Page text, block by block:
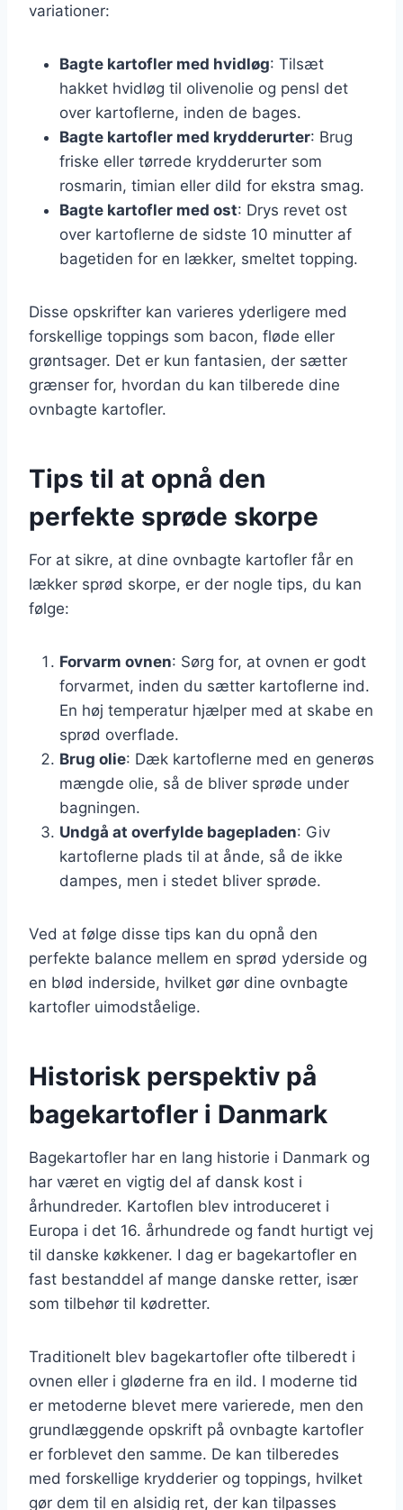
variationer:
Bagte kartofler med hvidløg: Tilsæt
hakket hvidløg til olivenolie og pensl det
over kartoflerne, inden de bages.
Bagte kartofler med krydderurter: Brug
friske eller tørrede krydderurter som
rosmarin, timian eller dild for ekstra smag.
Bagte kartofler med ost: Drys revet ost
over kartoflerne de sidste 10 minutter af
bagetiden for en lækker, smeltet topping.
Disse opskrifter kan varieres yderligere med
forskellige toppings som bacon, fløde eller
grøntsager. Det er kun fantasien, der sætter
grænser for, hvordan du kan tilberede dine
ovnbagte kartofler.
Tips til at opnå den
perfekte sprøde skorpe
For at sikre, at dine ovnbagte kartofler får en
lækker sprød skorpe, er der nogle tips, du kan
følge:
Forvarm ovnen: Sørg for, at ovnen er godt
forvarmet, inden du sætter kartoflerne ind.
En høj temperatur hjælper med at skabe en
sprød overflade.
Brug olie: Dæk kartoflerne med en generøs
mængde olie, så de bliver sprøde under
bagningen.
Undgå at overfylde bagepladen: Giv
kartoflerne plads til at ånde, så de ikke
dampes, men i stedet bliver sprøde.
Ved at følge disse tips kan du opnå den
perfekte balance mellem en sprød yderside og
en blød inderside, hvilket gør dine ovnbagte
kartofler uimodståelige.
Historisk perspektiv på
bagekartofler i Danmark
Bagekartofler har en lang historie i Danmark og
har været en vigtig del af dansk kost i
århundreder. Kartoflen blev introduceret i
Europa i det 16. århundrede og fandt hurtigt vej
til danske køkkener. I dag er bagekartofler en
fast bestanddel af mange danske retter, især
som tilbehør til kødretter.
Traditionelt blev bagekartofler ofte tilberedt i
ovnen eller i gløderne fra en ild. I moderne tid
er metoderne blevet mere varierede, men den
grundlæggende opskrift på ovnbagte kartofler
er forblevet den samme. De kan tilberedes
med forskellige krydderier og toppings, hvilket
gør dem til en alsidig ret, der kan tilpasses